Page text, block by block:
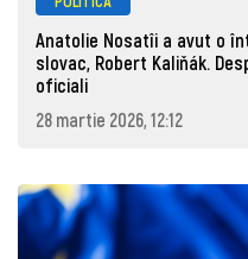
Anatolie Nosatîi a avut o
slovac, Robert Kaliňák.
oficiali
28 martie 2026, 12:12